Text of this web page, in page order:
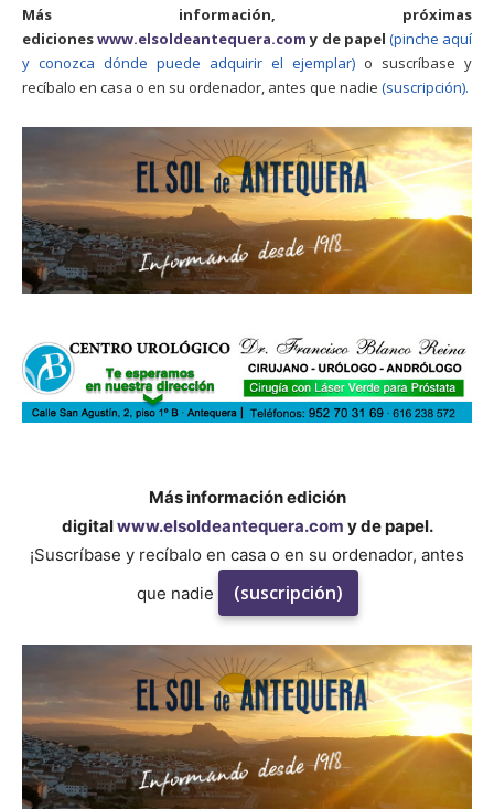
Más información, próximas
edicioneswww.elsoldeantequera.comy de papel (pinche aquí
y conozca dónde puede adquirir el ejemplar) o suscríbase y
recíbalo en casa o en su ordenador, antes que nadie (suscripción).
Más información edición
digitalwww.elsoldeantequera.com y de papel.
¡Suscríbase y recíbalo en casa o en su ordenador, antes
que nadie
(suscripción)